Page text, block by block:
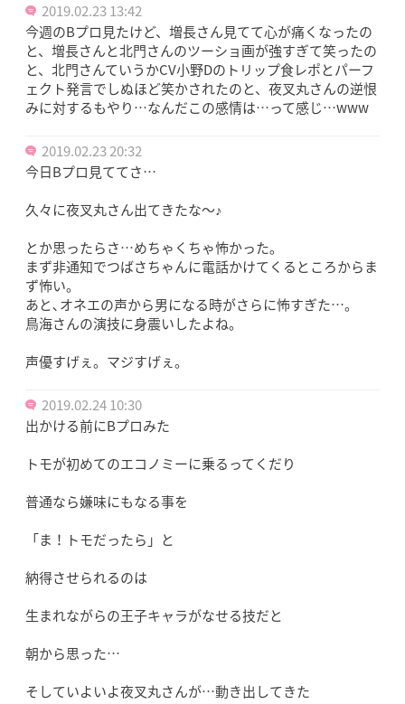
2019.02.23 13:42
今週のBプロ見たけど、増長さん見てて心が痛くなったの
と、増長さんと北門さんのツーショ画が強すぎて笑ったの
と、北門さんていうかCV小野Dのトリップ食レポとパーフ
ェクト発言でしぬほど笑かされたのと、夜叉丸さんの逆恨
みに対するもやり…なんだこの感情は…って感じ…www
2019.02.23 20:32
今日Bプロ見ててさ…
久々に夜叉丸さん出てきたな〜♪
とか思ったらさ…めちゃくちゃ怖かった｡
まず非通知でつばさちゃんに電話かけてくるところからま
ず怖い。
あと､オネエの声から男になる時がさらに怖すぎた…。
鳥海さんの演技に身震いしたよね。
声優すげぇ。マジすげぇ。
2019.02.24 10:30
出かける前にBプロみた
トモが初めてのエコノミーに乗るってくだり
普通なら嫌味にもなる事を
「ま！トモだったら」と
納得させられるのは
生まれながらの王子キャラがなせる技だと
朝から思った…
そしていよいよ夜叉丸さんが…動き出してきた